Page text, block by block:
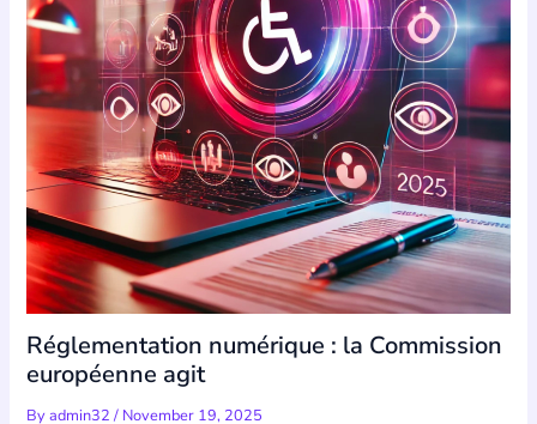
Réglementation numérique : la Commission
européenne agit
Byadmin32/ November 19, 2025